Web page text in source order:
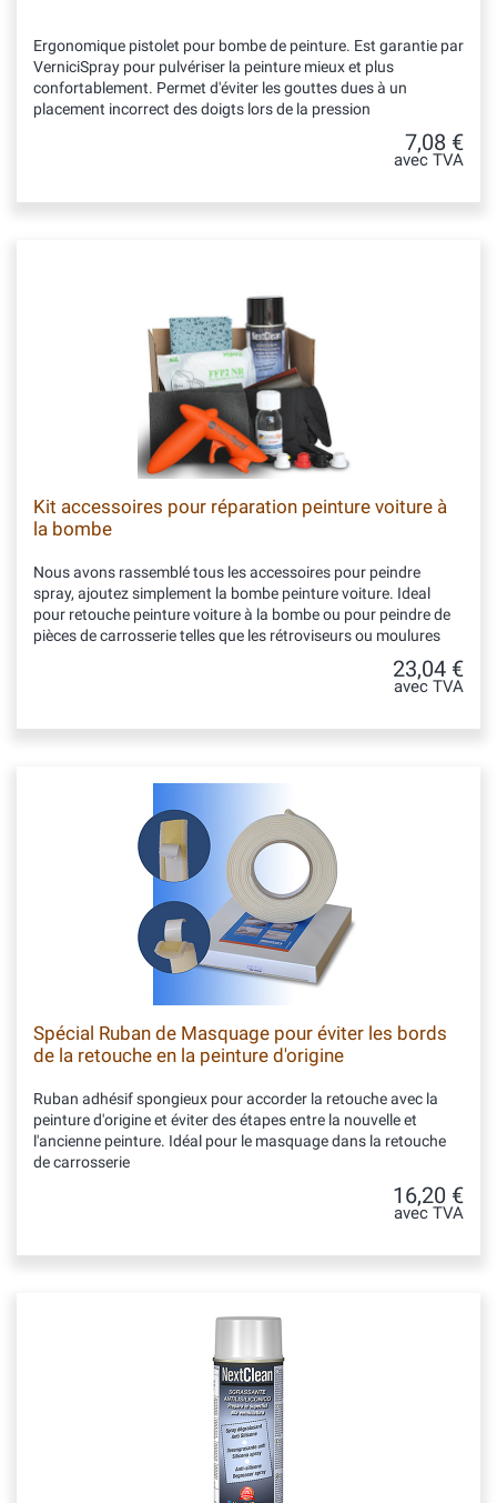
Ergonomique pistolet pour bombe de peinture. Est garantie par
VerniciSpray pour pulvériser la peinture mieux et plus
confortablement. Permet d'éviter les gouttes dues à un
placement incorrect des doigts lors de la pression
7,08 €
avec TVA
Kit accessoires pour réparation peinture voiture à
la bombe
Nous avons rassemblé tous les accessoires pour peindre
spray, ajoutez simplement la bombe peinture voiture. Ideal
pour retouche peinture voiture à la bombe ou pour peindre de
pièces de carrosserie telles que les rétroviseurs ou moulures
23,04 €
avec TVA
Spécial Ruban de Masquage pour éviter les bords
de la retouche en la peinture d'origine
Ruban adhésif spongieux pour accorder la retouche avec la
peinture d'origine et éviter des étapes entre la nouvelle et
l'ancienne peinture. Idéal pour le masquage dans la retouche
de carrosserie
16,20 €
avec TVA